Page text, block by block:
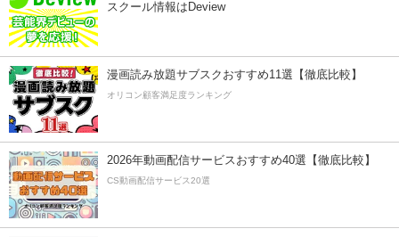
スクール情報はDeview
漫画読み放題サブスクおすすめ11選【徹底比較】
オリコン顧客満足度ランキング
2026年動画配信サービスおすすめ40選【徹底比較】
CS動画配信サービス20選